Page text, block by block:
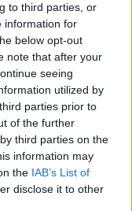
to third parties, or
information for
below opt-out
note that after your
seeing
utilized by
parties prior to
of the further
third parties on the
information may
the IAB’s List of
disclose it to other
6-3, 6-7(4) y 7-5
Eastbourne
la polaca nunca
victoria para